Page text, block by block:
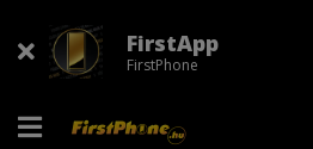
FirstApp
FirstPhone